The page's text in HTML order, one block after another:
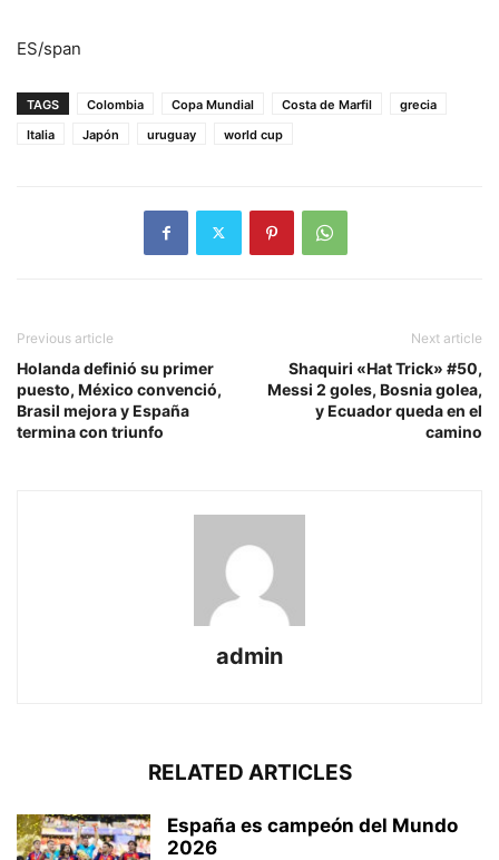
ES/span
TAGS Colombia Copa Mundial Costa de Marfil
grecia
Italia
Japón uruguay world cup
Previous article
Holanda definió su primer
puesto, México convenció,
Brasil mejora y España
termina con triunfo
Next article
Shaquiri «Hat Trick» #50,
Messi 2 goles, Bosnia golea,
y Ecuador queda en el
camino
admin
RELATED ARTICLES
España es campeón del Mundo
2026